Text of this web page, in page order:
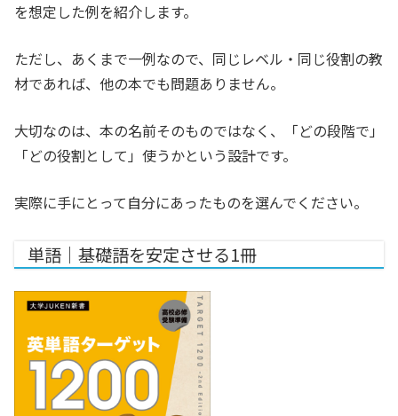
を想定した例を紹介します。
ただし、あくまで一例なので、同じレベル・同じ役割の教
材であれば、他の本でも問題ありません。
大切なのは、本の名前そのものではなく、「どの段階で」
「どの役割として」使うかという設計です。
実際に手にとって自分にあったものを選んでください。
単語｜基礎語を安定させる1冊